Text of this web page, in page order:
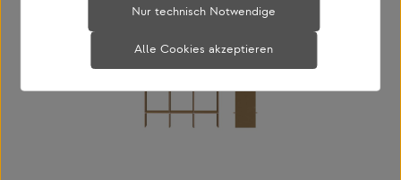
Nur technisch Notwendige
Alle Cookies akzeptieren